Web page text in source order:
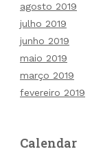
agosto 2019
julho 2019
junho 2019
maio 2019
março 2019
fevereiro 2019
Calendar